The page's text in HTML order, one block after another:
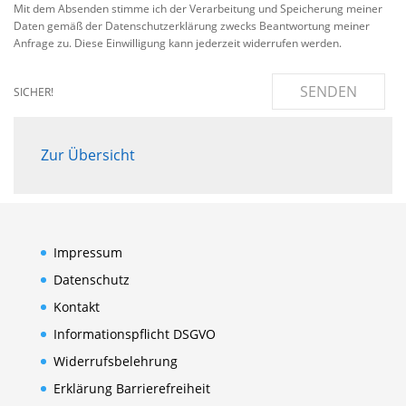
Mit dem Absenden stimme ich der Verarbeitung und Speicherung meiner
Daten gemäß der Datenschutzerklärung zwecks Beantwortung meiner
Anfrage zu. Diese Einwilligung kann jederzeit widerrufen werden.
SICHER! SENDEN
Zur Übersicht
Impressum
Datenschutz
Kontakt
Informationspflicht DSGVO
Widerrufsbelehrung
Erklärung Barrierefreiheit